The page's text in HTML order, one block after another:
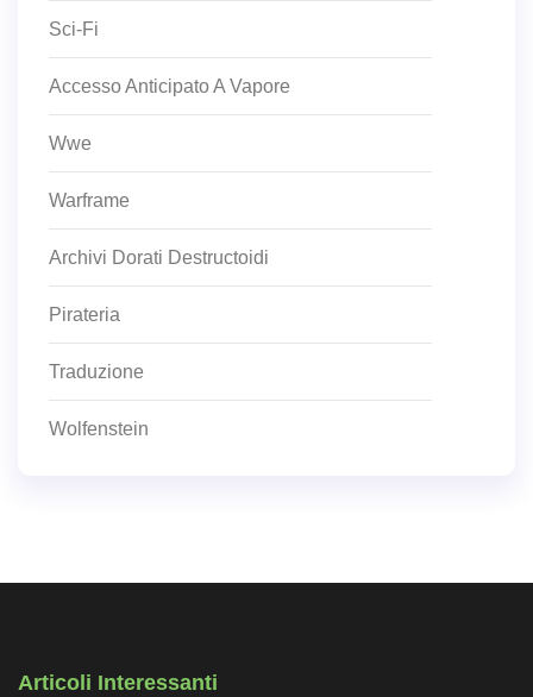
Sci-Fi
Accesso Anticipato A Vapore
Wwe
Warframe
Archivi Dorati Destructoidi
Pirateria
Traduzione
Wolfenstein
Articoli Interessanti